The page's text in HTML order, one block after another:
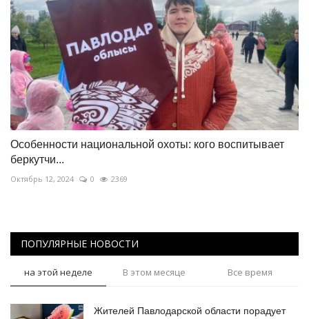
Особенности национальной охоты: кого воспитывает
беркутчи...
Октябрь 12, 2024 0 2369
ПОПУЛЯРНЫЕ НОВОСТИ
на этой неделе В этом месяце Все время
Жителей Павлодарской области порадует